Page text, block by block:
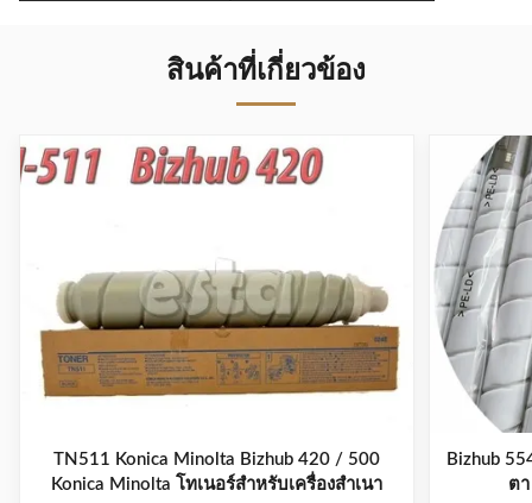
สินค้าที่เกี่ยวข้อง
TN511 Konica Minolta Bizhub 420 / 500
Konica Minolta โทเนอร์สําหรับเครื่องสําเนา
Bizhub
ต